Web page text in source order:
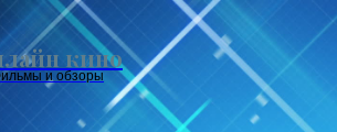
Menu
кино
и обзоры